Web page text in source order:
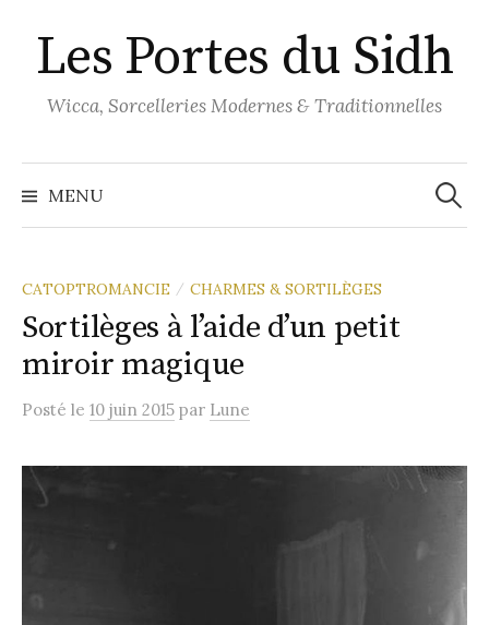
au
contenu
Les Portes du Sidh
Wicca, Sorcelleries Modernes & Traditionnelles
MENU
CATOPTROMANCIE / CHARMES & SORTILÈGES
Sortilèges à l’aide d’un petit
miroir magique
Posté le 10 juin 2015 par Lune